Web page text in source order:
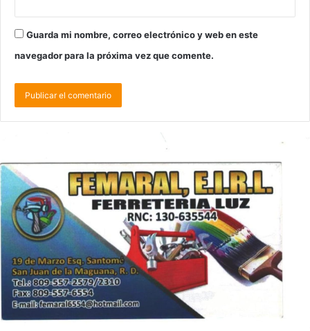
Guarda mi nombre, correo electrónico y web en este
navegador para la próxima vez que comente.